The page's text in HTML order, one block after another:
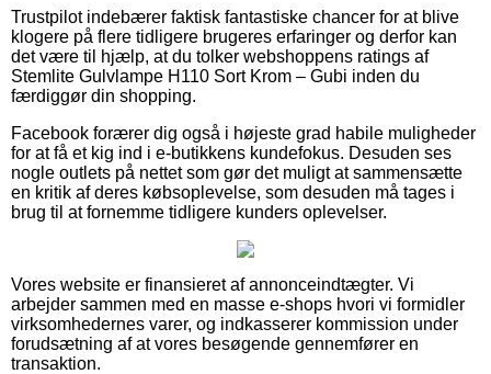
Trustpilot indebærer faktisk fantastiske chancer for at blive
klogere på flere tidligere brugeres erfaringer og derfor kan
det være til hjælp, at du tolker webshoppens ratings af
Stemlite Gulvlampe H110 Sort Krom – Gubi inden du
færdiggør din shopping.
Facebook forærer dig også i højeste grad habile muligheder
for at få et kig ind i e-butikkens kundefokus. Desuden ses
nogle outlets på nettet som gør det muligt at sammensætte
en kritik af deres købsoplevelse, som desuden må tages i
brug til at fornemme tidligere kunders oplevelser.
Vores website er finansieret af annonceindtægter. Vi
arbejder sammen med en masse e-shops hvori vi formidler
virksomhedernes varer, og indkasserer kommission under
forudsætning af at vores besøgende gennemfører en
transaktion.